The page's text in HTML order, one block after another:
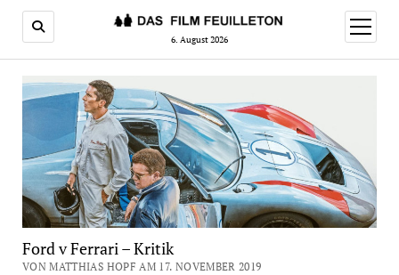
6. August 2026
Menü
öffnen
Ford v Ferrari – Kritik
VON MATTHIAS HOPF AM 17. NOVEMBER 2019